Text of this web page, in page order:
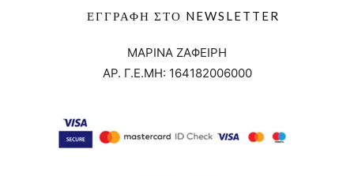
ΕΓΓΡΑΦΉ ΣΤΟ NEWSLETTER
ΜΑΡΙΝΑ ΖΑΦΕΙΡΗ
ΑΡ. Γ.Ε.ΜΗ: 164182006000